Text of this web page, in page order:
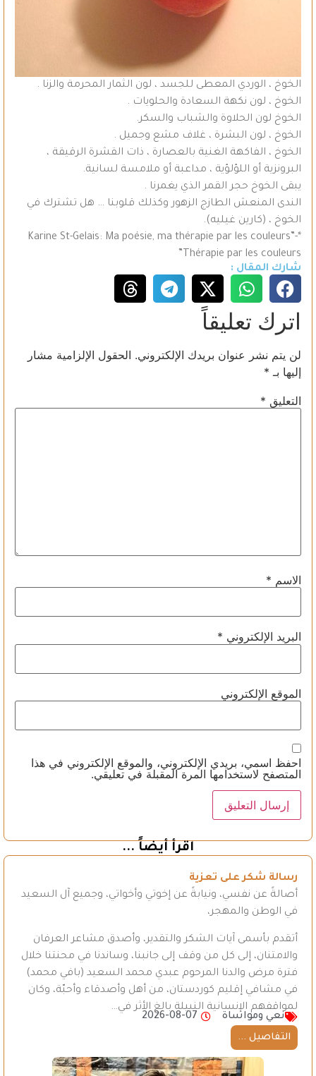
الخوخ ، الوردي المعطى للجسد ، لون الثمار المحرمة والزنا .
الخوخ ، لون نكهة السعادة والحلويات .
الخوخ لون الحلاوة والشباب والسكر.
الخوخ ، لون البشرة ، غلاف مشع وجميل .
الخوخ ، الفاكهة الغنية بالعصارة ، ذات القشرة الرقيقة ،
البرونزية أو اللؤلؤية ، مداعبة أو ملامسة لسانية.
يبقى الخوخ حجر القمر الذي يغمرنا .
الندى المنعش الطازج الزهور وكذلك قلوبنا … هل تشترك في
الخوخ ، (كارين غيليه).
*-Karine St-Gelais: Ma poésie, ma thérapie par les couleurs”
Thérapie par les couleurs”
شارك المقال :
اترك تعليقاً
لن يتم نشر عنوان بريدك الإلكتروني. الحقول الإلزامية مشار
إليها بـ *
التعليق *
الاسم *
البريد الإلكتروني *
الموقع الإلكتروني
احفظ اسمي، بريدي الإلكتروني، والموقع الإلكتروني في هذا
المتصفح لاستخدامها المرة المقبلة في تعليقي.
اقرأ أيضاً ...
رسالة شكر على تعزية
أصالةً عن نفسي، ونيابةً عن إخوتي وأخواتي، وجميع آل السعيد
في الوطن والمهجر،
أتقدم بأسمى آيات الشكر والتقدير، وأصدق مشاعر العرفان
والامتنان، إلى كل من وقف إلى جانبنا، وساندنا في محنتنا خلال
فترة مرض والدنا المرحوم عبدي محمد السعيد (بافي محمد)
في مشافي إقليم كوردستان، من أهل وأصدقاء وأحبّة، وكان
لمواقفهم الإنسانية النبيلة بالغ الأثر في…
نعي ومواساة
2026-08-07
التفاصيل ...